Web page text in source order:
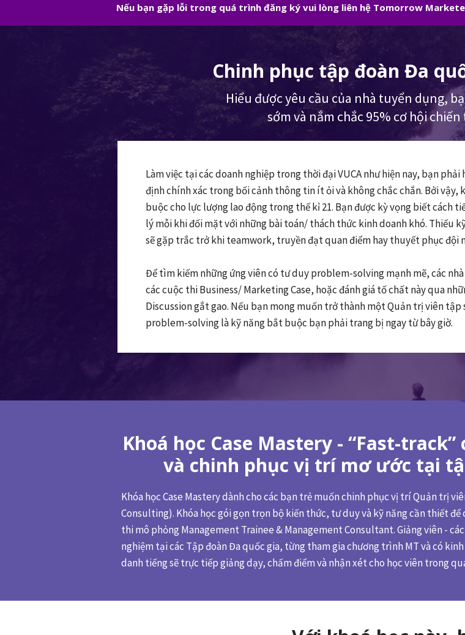
Nếu bạn gặp lỗi trong quá trình đăng ký vui lòng liên hệ Tomorrow
Chinh phục tập đoàn Đa
Hiểu được yêu cầu của nhà tuyển dụng,
sớm và nắm chắc 95% cơ hội
Làm việc tại các doanh nghiệp trong thời đại VUCA như hiện nay, bạn
định chính xác trong bối cảnh thông tin ít ỏi và không chắc chắn. Bởi
buộc cho lực lượng lao động trong thế kỉ 21. Bạn được kỳ vọng biết cách
lý mỗi khi đối mặt với những bài toán/ thách thức kinh doanh khó. Thiếu
sẽ gặp trắc trở khi teamwork, truyền đạt quan điểm hay thuyết phục đội
Để tìm kiếm những ứng viên có tư duy problem-solving mạnh mẽ, các
các cuộc thi Business/ Marketing Case, hoặc đánh giá tố chất này qua
Discussion gắt gao. Nếu bạn mong muốn trở thành một Quản trị viên
problem-solving là kỹ năng bắt buộc bạn phải trang bị ngay từ bây giờ.
Khoá học Case Mastery - “Fast-
và chinh phục vị trí mơ ước tại
Khóa học Case Mastery dành cho các bạn trẻ muốn chinh phục vị trí Quản trị
Consulting). Khóa học gói gọn trọn bộ kiến thức, tư duy và kỹ năng cần thiết
thi mô phỏng Management Trainee & Management Consultant. Giảng viên -
nghiệm tại các Tập đoàn Đa quốc gia, từng tham gia chương trình MT và có
danh tiếng sẽ trực tiếp giảng dạy, chấm điểm và nhận xét cho học viên trong